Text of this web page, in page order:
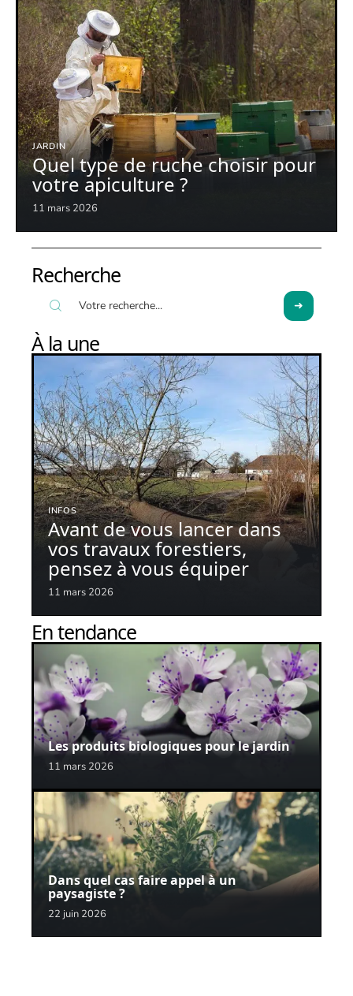
JARDIN
Quel type de ruche choisir pour
votre apiculture ?
11 mars 2026
Recherche
À la une
INFOS
Avant de vous lancer dans
vos travaux forestiers,
pensez à vous équiper
11 mars 2026
En tendance
Les produits biologiques pour le jardin
11 mars 2026
Dans quel cas faire appel à un
paysagiste ?
22 juin 2026